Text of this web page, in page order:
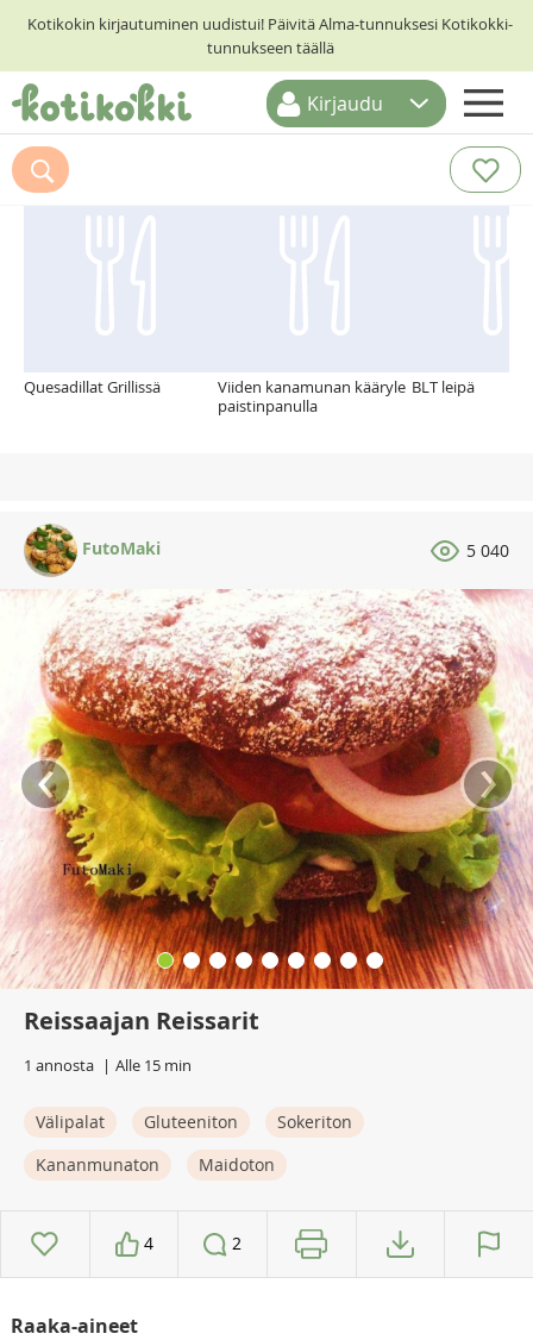
Kotikokin kirjautuminen uudistui! Päivitä Alma-tunnuksesi Kotikokki-
tunnukseen täällä
ETUSIVU
RESEPTIHAKU
Kirjaudu
Suosittelemme myös
Quesadillat Grillissä
Viiden kanamunan kääryle
paistinpanulla
BLT leipä
FutoMaki 5 040
‹ ›
Reissaajan Reissarit
1 annosta Alle 15 min
Välipalat Gluteeniton
Sokeriton
Kananmunaton
Maidoton
4 2
Raaka-aineet